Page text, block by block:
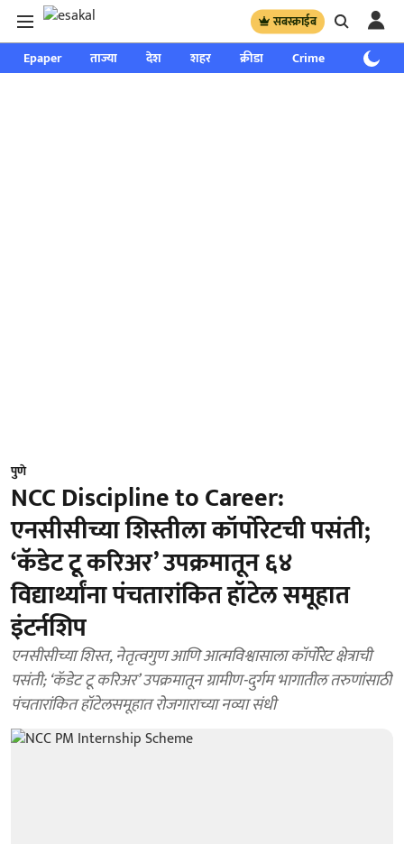
सबस्क्राईब
Epaper ताज्या देश शहर क्रीडा Crime साप्ताहिक
पुणे
NCC Discipline to Career:
एनसीसीच्या शिस्तीला कॉर्पोरेटची पसंती;
‘कॅडेट टू करिअर’ उपक्रमातून ६४
विद्यार्थ्यांना पंचतारांकित हॉटेल समूहात
इंटर्नशिप
एनसीसीच्या शिस्त, नेतृत्वगुण आणि आत्मविश्वासाला कॉर्पोरेट क्षेत्राची
पसंती; ‘कॅडेट टू करिअर’ उपक्रमातून ग्रामीण-दुर्गम भागातील तरुणांसाठी
पंचतारांकित हॉटेलसमूहात रोजगाराच्या नव्या संधी